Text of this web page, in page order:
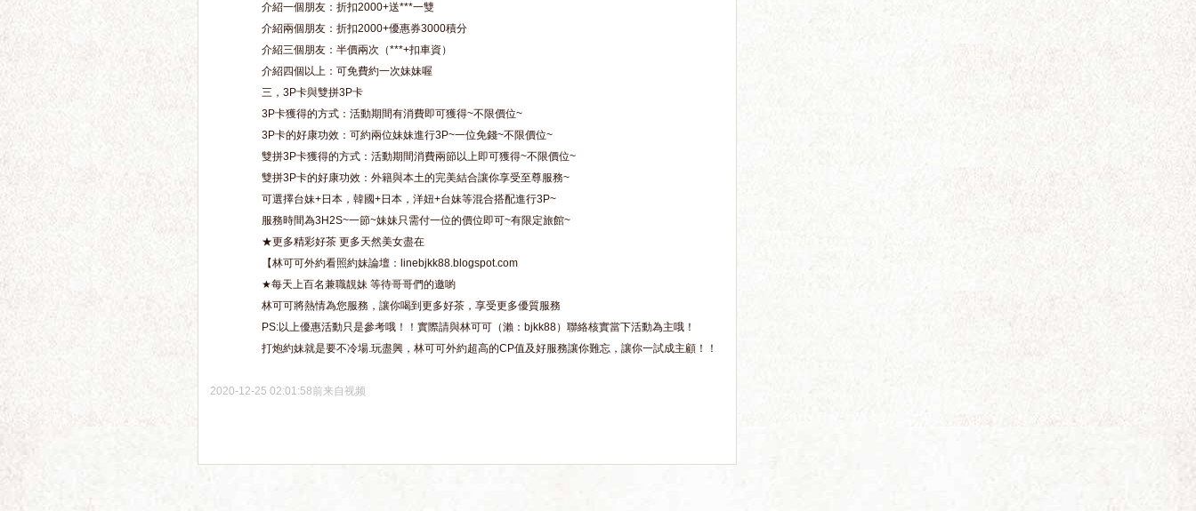
介紹一個朋友：折扣2000+送***一雙
介紹兩個朋友：折扣2000+優惠券3000積分
介紹三個朋友：半價兩次（***+扣車資）
介紹四個以上：可免費約一次妹妹喔
三，3P卡與雙拼3P卡
3P卡獲得的方式：活動期間有消費即可獲得~不限價位~
3P卡的好康功效：可約兩位妹妹進行3P~一位免錢~不限價位~
雙拼3P卡獲得的方式：活動期間消費兩節以上即可獲得~不限價位~
雙拼3P卡的好康功效：外籍與本土的完美結合讓你享受至尊服務~
可選擇台妹+日本，韓國+日本，洋妞+台妹等混合搭配進行3P~
服務時間為3H2S~一節~妹妹只需付一位的價位即可~有限定旅館~
★更多精彩好茶 更多天然美女盡在
【林可可外約看照約妹論壇：linebjkk88.blogspot.com
★每天上百名兼職靚妹 等待哥哥們的邀喲
林可可將熱情為您服務，讓你喝到更多好茶，享受更多優質服務
PS:以上優惠活動只是參考哦！！實際請與林可可（瀨：bjkk88）聯絡核實當下活動為主哦！
打炮約妹就是要不冷場.玩盡興，林可可外約超高的CP值及好服務讓你難忘，讓你一試成主顧！！
2020-12-25 02:01:58前来自视频